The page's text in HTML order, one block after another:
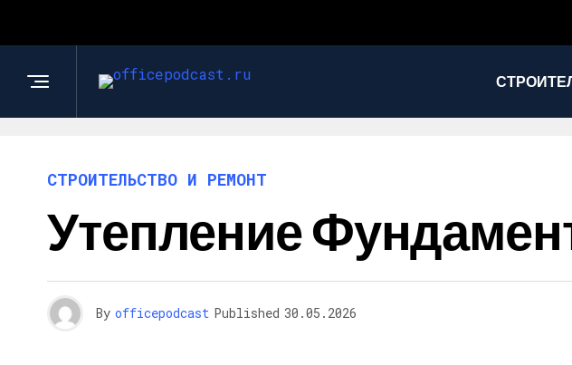
СТРОИТЕЛЬСТВО И РЕМОНТ
Утепление
By officepodcast Published 30.05.2026